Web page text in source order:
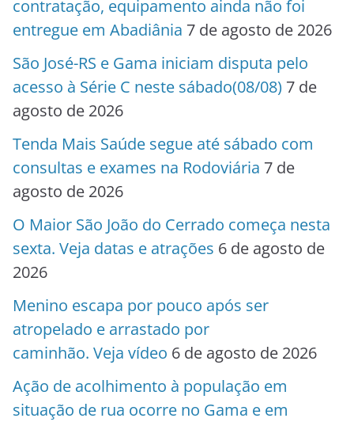
contratação, equipamento ainda não foi
entregue em Abadiânia 7 de agosto de 2026
São José-RS e Gama iniciam disputa pelo
acesso à Série C neste sábado(08/08) 7 de
agosto de 2026
Tenda Mais Saúde segue até sábado com
consultas e exames na Rodoviária 7 de
agosto de 2026
O Maior São João do Cerrado começa nesta
sexta. Veja datas e atrações 6 de agosto de
2026
Menino escapa por pouco após ser
atropelado e arrastado por
caminhão. Veja vídeo 6 de agosto de 2026
Ação de acolhimento à população em
situação de rua ocorre no Gama e em